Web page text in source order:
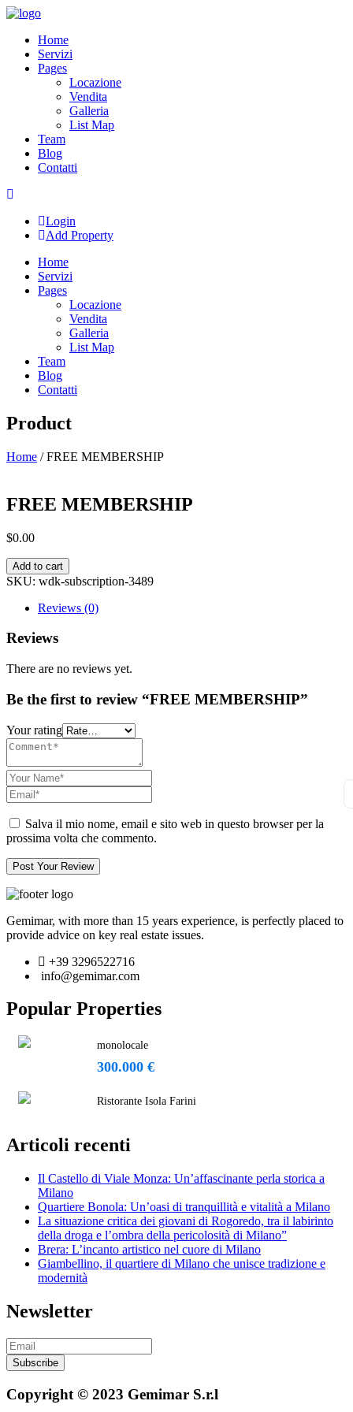
Skip
contentHome
Servizi
Pages
Locazione
Vendita
Galleria
List Map
Team
Blog
Contatti
Login
Add Property
Home
Servizi
Pages
Locazione
Vendita
Galleria
List Map
Team
Blog
Contatti
Product
Home / FREE MEMBERSHIP
FREE MEMBERSHIP
$0.00
FREE
MEMBERSHIP
Add to cart
SKU: wdk-subscription-3489
Reviews (0)
Reviews
There are no reviews yet.
Be the first to review “FREE MEMBERSHIP”
Your rating
Salva il mio nome, email e sito web in questo browser per la
prossima volta che commento.
Post Your Review
Gemimar, with more than 15 years experience, is perfectly placed to
provide advice on key real estate issues.
+39 3296522716
info@gemimar.com
Popular Properties
monolocale
300.000 €
Ristorante Isola Farini
Articoli recenti
Il Castello di Viale Monza: Un’affascinante perla storica a
Milano
Quartiere Bonola: Un’oasi di tranquillità e vitalità a Milano
La situazione critica dei giovani di Rogoredo, tra il labirinto
della droga e l’ombra della pericolosità di Milano”
Brera: L’incanto artistico nel cuore di Milano
Giambellino, il quartiere di Milano che unisce tradizione e
modernità
Newsletter
Subscribe
Copyright © 2023 Gemimar S.r.l